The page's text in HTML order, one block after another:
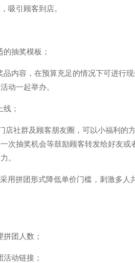
吸引顾客到店。
抽奖模板；
内容，在预算充足的情况下可进行
动一起举办。
；
社群及顾客朋友圈，可以小福利的
次抽奖机会等鼓励顾客转发给好友或
。
用拼团形式降低单价门槛，刺激多人
团人数；
动链接；